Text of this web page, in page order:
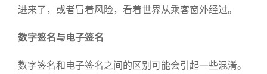
进来了，或者冒着风险，看着世界从乘客窗外经过。
数字签名与电子签名
数字签名和电子签名之间的区别可能会引起一些混淆。